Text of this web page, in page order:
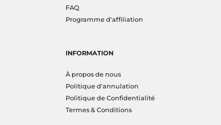
FAQ
Programme d'affiliation
INFORMATION
À propos de nous
Politique d'annulation
Politique de Confidentialité
Termes & Conditions